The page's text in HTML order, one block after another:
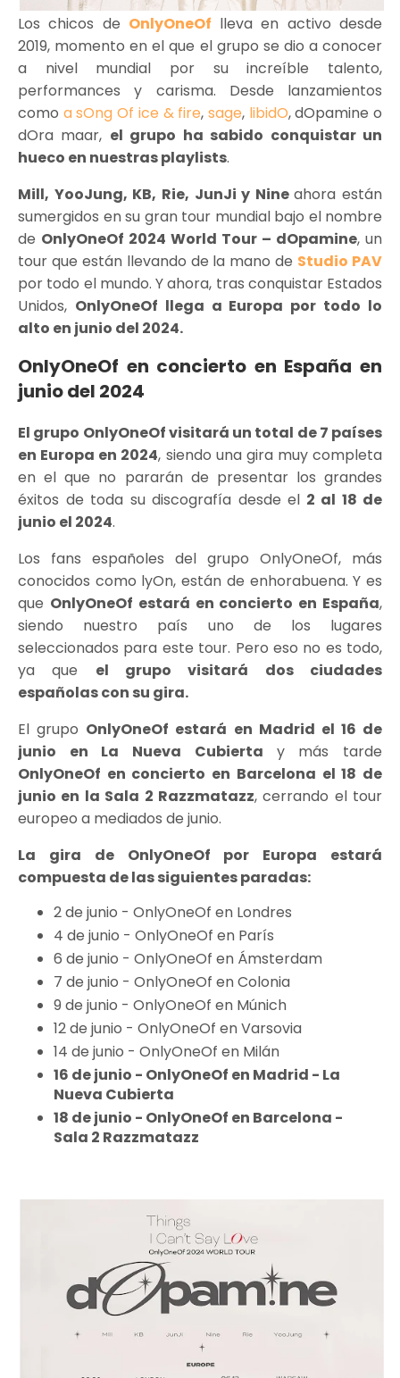
Los chicos de OnlyOneOf lleva en activo desde
2019, momento en el que el grupo se dio a conocer
a nivel mundial por su increíble talento,
performances y carisma. Desde lanzamientos
como a sOng Of ice & fire, sage, libidO, dOpamine o
dOra maar, el grupo ha sabido conquistar un
hueco en nuestras playlists.
Mill, YooJung, KB, Rie, JunJi y Nineahora están
sumergidos en su gran tour mundial bajo el nombre
de OnlyOneOf 2024 World Tour – dOpamine, un
tour que están llevando de la mano de Studio PAV
por todo el mundo. Y ahora, tras conquistar Estados
Unidos, OnlyOneOf llega a Europa por todo lo
alto en junio del 2024.
OnlyOneOf en concierto en España en
junio del 2024
El grupo OnlyOneOf visitará un total de 7 países
en Europa en 2024, siendo una gira muy completa
en el que no pararán de presentar los grandes
éxitos de toda su discografía desde el 2 al 18 de
junio el 2024.
Los fans españoles del grupo OnlyOneOf, más
conocidos como lyOn, están de enhorabuena. Y es
que OnlyOneOf estará en concierto en España,
siendo nuestro país uno de los lugares
seleccionados para este tour. Pero eso no es todo,
ya que el grupo visitará dos ciudades
españolas con su gira.
El grupo OnlyOneOf estará en Madrid el 16 de
junio en La Nueva Cubierta y más tarde
OnlyOneOf en concierto en Barcelona el 18 de
junio en la Sala 2 Razzmatazz, cerrando el tour
europeo a mediados de junio.
La gira de OnlyOneOf por Europa estará
compuesta de las siguientes paradas:
2 de junio - OnlyOneOf en Londres
4 de junio - OnlyOneOf en París
6 de junio - OnlyOneOf en Ámsterdam
7 de junio - OnlyOneOf en Colonia
9 de junio - OnlyOneOf en Múnich
12 de junio - OnlyOneOf en Varsovia
14 de junio - OnlyOneOf en Milán
16 de junio - OnlyOneOf en Madrid - La
Nueva Cubierta
18 de junio - OnlyOneOf en Barcelona -
Sala 2 Razzmatazz